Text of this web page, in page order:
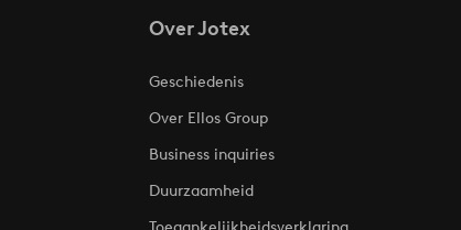
Over Jotex
Geschiedenis
Over Ellos Group
Business inquiries
Duurzaamheid